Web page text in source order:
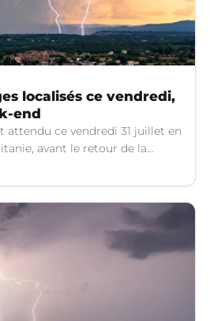
localisés ce vendredi,
end
attendu ce vendredi 31 juillet en
avant le retour de la